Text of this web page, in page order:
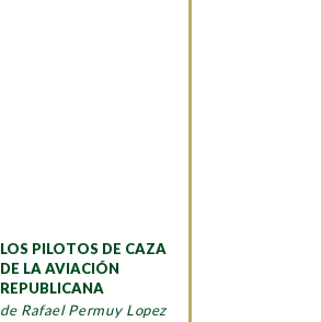
LOS PILOTOS DE CAZA
DE LA AVIACIÓN
REPUBLICANA
de Rafael Permuy Lopez